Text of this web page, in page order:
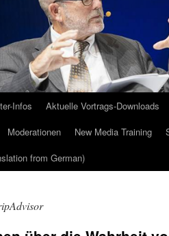
Infos Aktuelle Vortrags-Downloads
Moderationen New Media Training
from German)